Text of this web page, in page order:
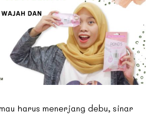
harus menerjang debu, sinar